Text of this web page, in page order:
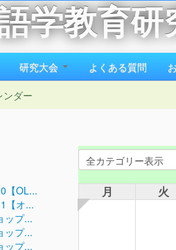
学教育研
研究大会 よくある質問
ンダー
【OL...
【オ...
ップ...
ップ...
ップ...
月 火